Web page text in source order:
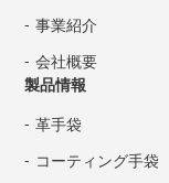
事業紹介
会社概要
製品情報
革手袋
コーティング手袋